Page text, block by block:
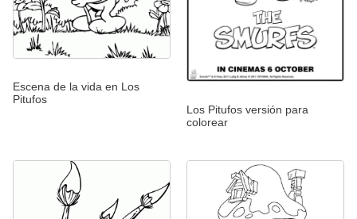
Escena de la vida en Los
Pitufos
Los Pitufos versión para
colorear